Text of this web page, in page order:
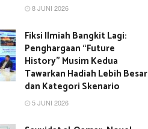
8 JUNI 2026
Fiksi Ilmiah Bangkit Lagi:
Penghargaan “Future
History” Musim Kedua
Tawarkan Hadiah Lebih Besar
dan Kategori Skenario
5 JUNI 2026